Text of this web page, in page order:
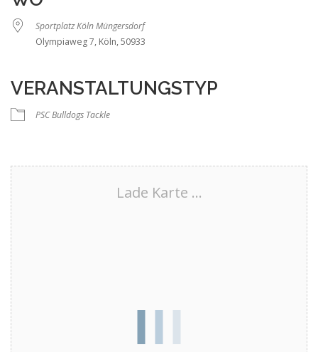
Sportplatz Köln Müngersdorf
Olympiaweg 7, Köln, 50933
VERANSTALTUNGSTYP
PSC Bulldogs Tackle
Lade Karte ...